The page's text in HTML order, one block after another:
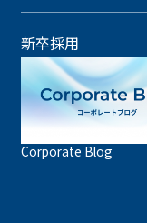
新卒採用
Corporate Blog